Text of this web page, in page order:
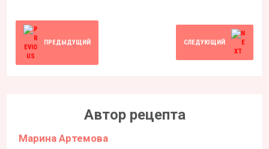
ПРЕДЫДУЩИЙ СЛЕДУЮЩИЙ
Автор рецепта
Марина Артемова